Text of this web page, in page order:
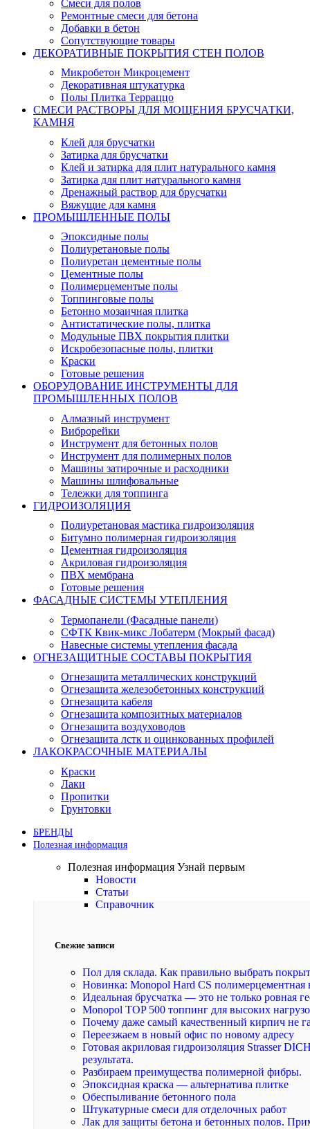
Смеси для полов
Ремонтные смеси для бетона
Добавки в бетон
Сопутствующие товары
ДЕКОРАТИВНЫЕ ПОКРЫТИЯ СТЕН ПОЛОВ
Микробетон Микроцемент
Декоративная штукатурка
Полы Плитка Терраццо
СМЕСИ РАСТВОРЫ ДЛЯ МОЩЕНИЯ БРУСЧАТКИ,
КАМНЯ
Клей для брусчатки
Затирка для брусчатки
Клей и затирка для плит натурального камня
Затирка для плит натурального камня
Дренажный раствор для брусчатки
Вяжущие для камня
ПРОМЫШЛЕННЫЕ ПОЛЫ
Эпоксидные полы
Полиуретановые полы
Полиуретан цементные полы
Цементные полы
Полимерцементые полы
Топпинговые полы
Бетонно мозаичная плитка
Антистатические полы, плитка
Модульные ПВХ покрытия плитки
Искробезопасные полы, плитки
Краски
Готовые решения
ОБОРУДОВАНИЕ ИНСТРУМЕНТЫ ДЛЯ
ПРОМЫШЛЕННЫХ ПОЛОВ
Алмазный инструмент
Виброрейки
Инструмент для бетонных полов
Инструмент для полимерных полов
Машины затирочные и расходники
Машины шлифовальные
Тележки для топпинга
ГИДРОИЗОЛЯЦИЯ
Полиуретановая мастика гидроизоляция
Битумно полимерная гидроизоляция
Цементная гидроизоляция
Акриловая гидроизоляция
ПВХ мембрана
Готовые решения
ФАСАДНЫЕ СИСТЕМЫ УТЕПЛЕНИЯ
Термопанели (Фасадные панели)
СФТК Квик-микс Лобатерм (Мокрый фасад)
Навесные системы утепления фасада
ОГНЕЗАЩИТНЫЕ СОСТАВЫ ПОКРЫТИЯ
Огнезащита металлических конструкций
Огнезащита железобетонных конструкций
Огнезащита кабеля
Огнезащита композитных материалов
Огнезащита воздуховодов
Огнезащита лстк и оцинкованных профилей
ЛАКОКРАСОЧНЫЕ МАТЕРИАЛЫ
Краски
Лаки
Пропитки
Грунтовки
БРЕНДЫ
Полезная информация
Полезная информация Узнай первым
Новости
Статьи
Справочник
Свежие записи
Пол для склада. Как правильно выбрать
Новинка: Monopol Hard CS полимерцементная
Идеальная брусчатка — это не только ровная
Monopol TOP 500 топпинг для высоких
Почему даже самый качественный кирпич не
Переезжаем в новый офис по новому адресу
Готовая акриловая гидроизоляция Strasser
результата.
Разбираем преимущества полимерной фибры.
Эпоксидная краска — альтернатива плитке
Обеспыливание бетонного пола
Штукатурные смеси для отделочных работ
Лак для защиты бетона и бетонных полов.